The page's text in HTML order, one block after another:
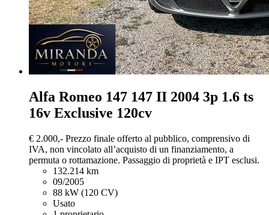
Alfa Romeo 147 147 II 2004 3p 1.6 ts
16v Exclusive 120cv
€ 2.000,- Prezzo finale offerto al pubblico, comprensivo di
IVA, non vincolato all’acquisto di un finanziamento, a
permuta o rottamazione. Passaggio di proprietà e IPT esclusi.
132.214 km
09/2005
88 kW (120 CV)
Usato